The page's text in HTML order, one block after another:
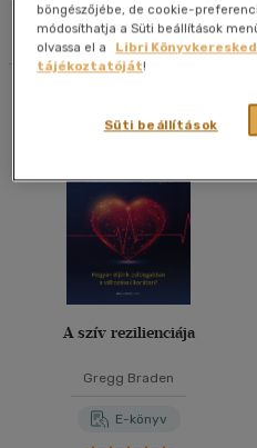
Szűrés
A szív rezilienciája
Gregg Braden
E-könyv
böngészőjébe, de cookie-
módosíthatja a Süti beállítások
olvassa el a
Libri
tájékoztatóját!
Süti beállítások